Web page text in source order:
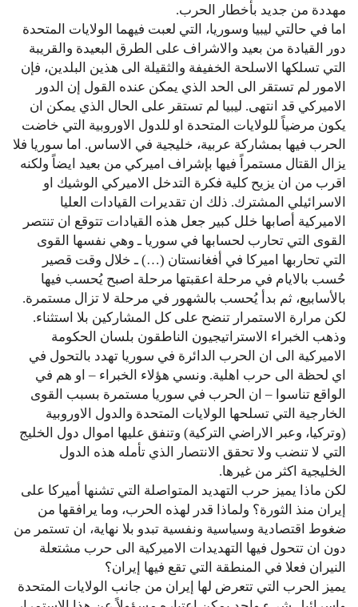
مهددة من جديد بأخطار الحرب.
اما في حالتي ليبيا وسوريا، التي لعبت فيهما الولايات المتحدة
دور القيادة من بعيد والاشراف على الطرق البعيدة والقريبة
التي تسلكها الاسلحة الخفيفة والثقيلة الى هذين البلدين، فإن
الامور لم تستقر الى الحد الذي يمكن عنده القول إن الدور
الاميركي قد انتهى. ليبيا لم تستقر على الحال الذي يمكن ان
يكون مرضياً للولايات المتحدة او للدول الاوروبية التي خاضت
الحرب فيها بمشاركة عربية، خليجية في الاساس. اما سوريا فلا
يزال القتال مستمراً فيها بإشراف اميركي من بعيد ايضاً ولكنه
اقرب من ان يزيح كلية فكرة التدخل الاميركي الوشيك او
الاسرائيلي المشترك. ذلك ان تقديرات القيادات العليا
الاميركية أصابها خلل كبير جعل هذه القيادات تتوقع ان تنتصر
القوى التي تحارب لحسابها في سوريا ـ وهي نفسها القوى
التي تحاربها اميركا في أفغانستان (…) ـ خلال وقت قصير
حُسب بالايام في مرحلة اعقبتها مرحلة اصبح يُحسب فيها
بالأسابيع، ثم بدأ يُحسب بالشهور في مرحلة لا تزال مستمرة.
لكن مرارة الاستمرار تنضح على كل المشاركين بلا استثناء.
وذهب الخبراء الاستراتيجيون الناطقون بلسان الحكومة
الاميركية الى ان الحرب الدائرة في سوريا تهدد بالتحول في
اي لحظة الى حرب اهلية. ونسي هؤلاء الخبراء – او هم في
الواقع تناسوا – ان الحرب في سوريا مستمرة بسبب القوى
الخارجية التي تسلحها الولايات المتحدة والدول الاوروبية
(وتركيا، وعبر الاراضي التركية) وتنفق عليها اموال دول الخليج
التي لا تنضب ولا تحقق الانتصار الذي تأمله هذه الدول
الخليجية اكثر من غيرها.
لكن ماذا يميز حرب التهديد المتواصلة التي تشنها أميركا على
إيران منذ الثورة؟ ولماذا قدر لهذه الحرب، وما يرافقها من
ضغوط اقتصادية وسياسية ونفسية تبدو بلا نهاية، ان تستمر من
دون ان تتحول فيها التهديدات الاميركية الى حرب مشتعلة
النيران فعلا في المنطقة التي تقع فيها إيران؟
يميز الحرب التي تتعرض لها إيران من جانب الولايات المتحدة